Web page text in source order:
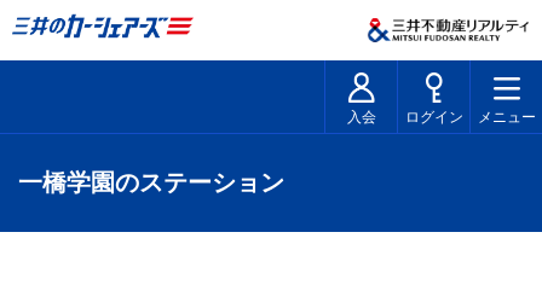
入会 ログイン メニュー
一橋学園のステーション